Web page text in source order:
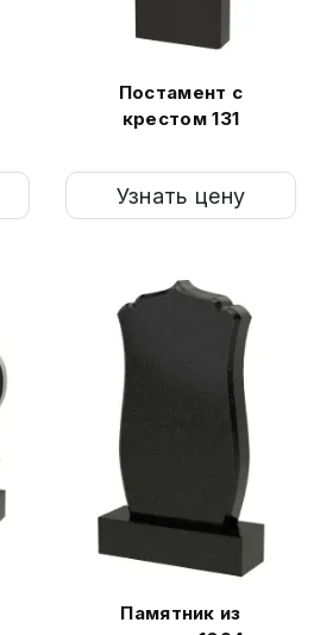
Постамент с
крестом 131
Узнать цену
Памятник из